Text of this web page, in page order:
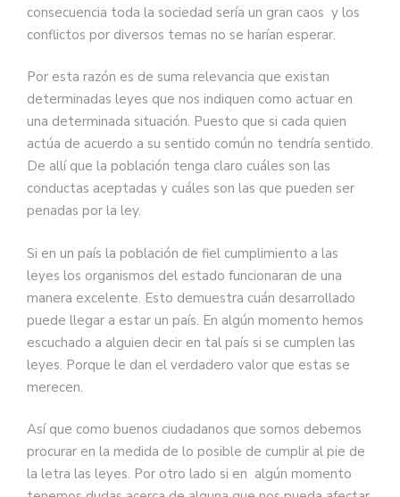
consecuencia toda la sociedad sería un gran caos y los
conflictos por diversos temas no se harían esperar.
Por esta razón es de suma relevancia que existan
determinadas leyes que nos indiquen como actuar en
una determinada situación. Puesto que si cada quien
actúa de acuerdo a su sentido común no tendría sentido.
De allí que la población tenga claro cuáles son las
conductas aceptadas y cuáles son las que pueden ser
penadas por la ley.
Si en un país la población de fiel cumplimiento a las
leyes los organismos del estado funcionaran de una
manera excelente. Esto demuestra cuán desarrollado
puede llegar a estar un país. En algún momento hemos
escuchado a alguien decir en tal país si se cumplen las
leyes. Porque le dan el verdadero valor que estas se
merecen.
Así que como buenos ciudadanos que somos debemos
procurar en la medida de lo posible de cumplir al pie de
la letra las leyes. Por otro lado si en algún momento